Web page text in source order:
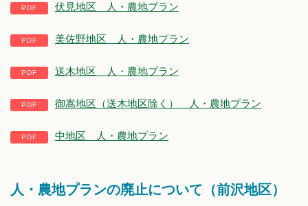
伏見地区 人・農地プラン
美佐野地区 人・農地プラン
送木地区 人・農地プラン
御嵩地区（送木地区除く） 人・農地プラン
中地区 人・農地プラン
人・農地プランの廃止について（前沢地区）